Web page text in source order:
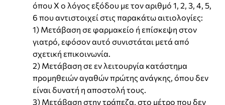
όπου Χ ο λόγος εξόδου με τον αριθμό 1, 2, 3, 4, 5,
6 που αντιστοιχεί στις παρακάτω αιτιολογίες:
1) Μετάβαση σε φαρμακείο ή επίσκεψη στον
γιατρό, εφόσον αυτό συνιστάται μετά από
σχετική επικοινωνία.
2) Μετάβαση σε εν λειτουργία κατάστημα
προμηθειών αγαθών πρώτης ανάγκης, όπου δεν
είναι δυνατή η αποστολή τους.
3) Μετάβαση στην τράπεζα, στο μέτρο που δεν